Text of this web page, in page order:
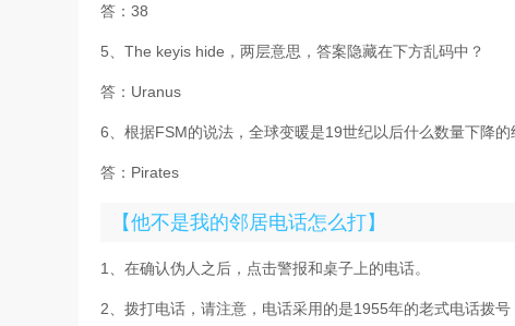
答：38
5、The keyis hide，两层意思，答案隐藏在下方乱码中？
答：Uranus
6、根据FSM的说法，全球变暖是19世纪以后什么数量下降的
答：Pirates
【他不是我的邻居电话怎么打】
1、在确认伪人之后，点击警报和桌子上的电话。
2、拨打电话，请注意，电话采用的是1955年的老式电话拨号